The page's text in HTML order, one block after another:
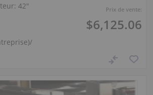
Prix de vente:
$6,125.06
42″
/